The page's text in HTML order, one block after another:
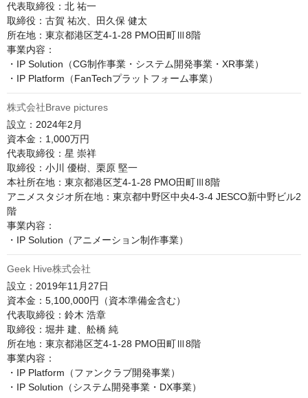
代表取締役：北 祐一
取締役：古賀 祐次、田久保 健太
所在地：東京都港区芝4-1-28 PMO田町Ⅲ8階
事業内容：
・IP Solution（CG制作事業・システム開発事業・XR事業）
・IP Platform（FanTechプラットフォーム事業）
株式会社Brave pictures
設立：2024年2月
資本金：1,000万円
代表取締役：星 崇祥
取締役：小川 優樹、栗原 堅一
本社所在地：東京都港区芝4-1-28 PMO田町Ⅲ8階
アニメスタジオ所在地：東京都中野区中央4-3-4 JESCO新中野ビル2
階
事業内容：
・IP Solution（アニメーション制作事業）
Geek Hive株式会社
設立：2019年11月27日
資本金：5,100,000円（資本準備金含む）
代表取締役：鈴木 浩章
取締役：堀井 建、舩橋 純
所在地：東京都港区芝4-1-28 PMO田町Ⅲ8階
事業内容：
・IP Platform（ファンクラブ開発事業）